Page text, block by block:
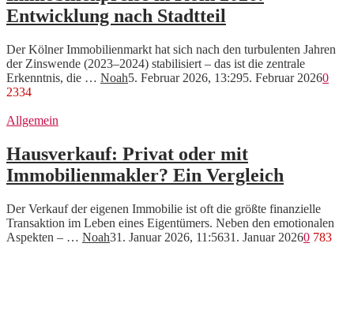
Entwicklung nach Stadtteil
Der Kölner Immobilienmarkt hat sich nach den turbulenten Jahren
der Zinswende (2023–2024) stabilisiert – das ist die zentrale
Erkenntnis, die … Noah5. Februar 2026, 13:295. Februar 20260
2334
Allgemein
Hausverkauf: Privat oder mit
Immobilienmakler? Ein Vergleich
Der Verkauf der eigenen Immobilie ist oft die größte finanzielle
Transaktion im Leben eines Eigentümers. Neben den emotionalen
Aspekten – … Noah31. Januar 2026, 11:5631. Januar 20260 783